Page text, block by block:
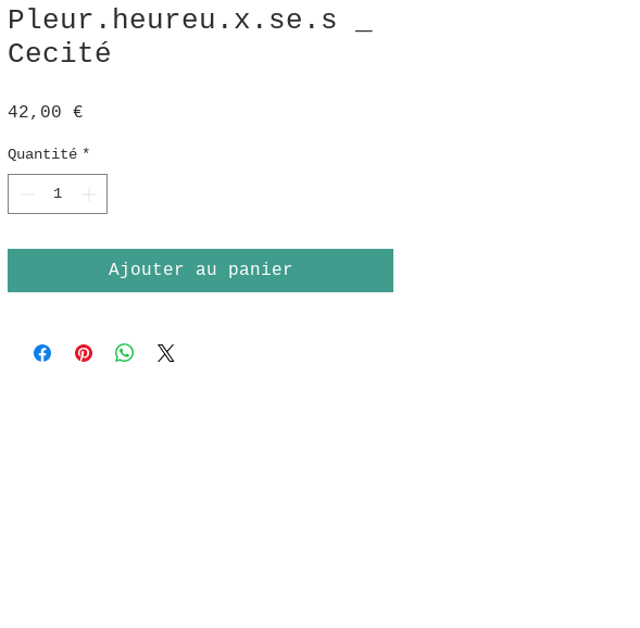
Pleur.heureu.x.se.s _
Cecité
42,00 €
Quantité *
Ajouter au panier